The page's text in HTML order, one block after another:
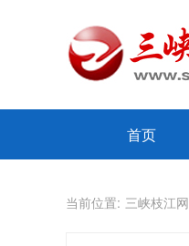
首页
当前位置: 三峡枝江网